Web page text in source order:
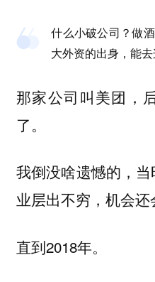
什么小破公司？做
大外资的出身，能
那家公司叫美团，
了。
我倒没啥遗憾的，
业层出不穷，机会还
直到2018年。